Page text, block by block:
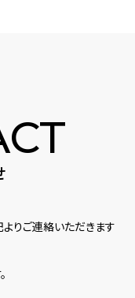
りご連絡いただきます